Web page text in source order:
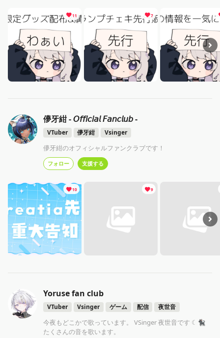
11 7
儚牙紺 - 𝘖𝘧𝘧𝘪𝘤𝘪𝘢𝘭 𝘍𝘢𝘯𝘤𝘭𝘶𝘣 -
VTuber 儚牙紺 Vsinger
儚牙紺のオフィシャルファンクラブです！
フォロー 支援する
10 9
Yoruse fan club
VTuber Vsinger ゲーム 配信 夜世音
今夜もどこかで歌っています。 VSinger 夜世音です ☾🐈‍⬛
たくさんの音を歌います。